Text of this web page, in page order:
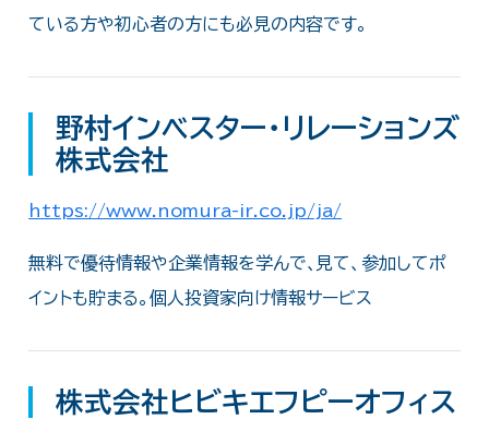
ている方や初心者の方にも必見の内容です。
野村インベスター・リレーションズ
株式会社
https://www.nomura-ir.co.jp/ja/
無料で優待情報や企業情報を学んで､見て、参加してポ
イントも貯まる。個人投資家向け情報サービス
株式会社ヒビキエフピーオフィス